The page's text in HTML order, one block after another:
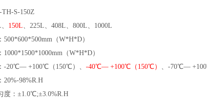
S-150Z
150L、225L、408L、800L、1000L
500*600*500mm（W*H*D）
1000*1500*1000mm（W*H*D）
-20℃— +100℃（150℃）、 -40℃— +100℃（150℃） 、-70℃—
20%-98%R.H
度：±1.0℃;±3.0%R.H